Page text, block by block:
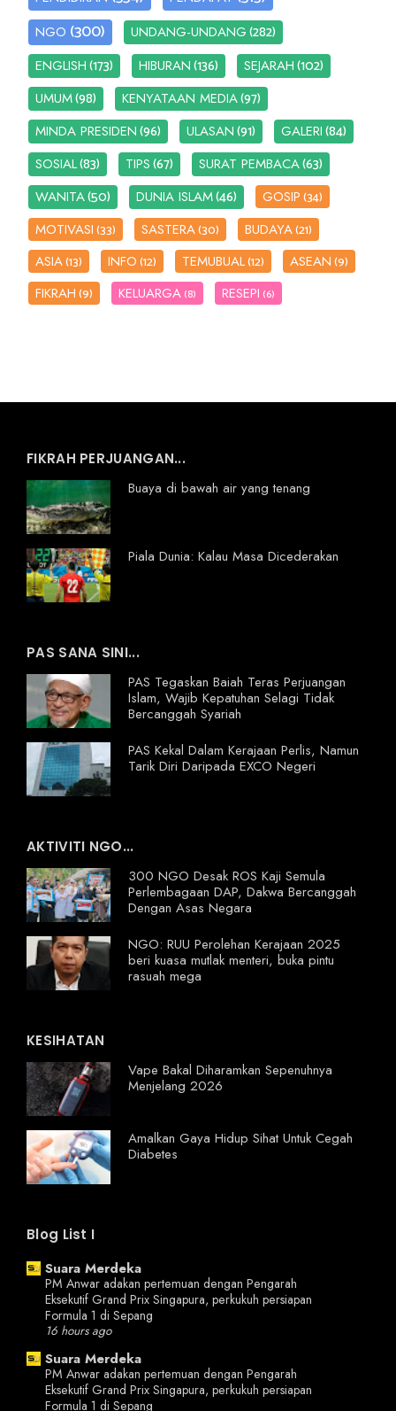
NGO (300) UNDANG-UNDANG(282)
ENGLISH(173) HIBURAN(136) SEJARAH(102)
UMUM(98) KENYATAAN MEDIA(97)
MINDA PRESIDEN(96) ULASAN(91) GALERI(84)
SOSIAL(83) TIPS(67) SURAT PEMBACA(63)
WANITA(50) DUNIA ISLAM(46) GOSIP(34)
MOTIVASI(33) SASTERA(30) BUDAYA(21)
ASIA(13) INFO(12) TEMUBUAL(12) ASEAN(9)
FIKRAH(9) KELUARGA (8) RESEPI (6)
FIKRAH PERJUANGAN...
Buaya di bawah air yang tenang
Piala Dunia: Kalau Masa Dicederakan
PAS SANA SINI...
PAS Tegaskan Baiah Teras Perjuangan
Islam, Wajib Kepatuhan Selagi Tidak
Bercanggah Syariah
PAS Kekal Dalam Kerajaan Perlis, Namun
Tarik Diri Daripada EXCO Negeri
AKTIVITI NGO...
300 NGO Desak ROS Kaji Semula
Perlembagaan DAP, Dakwa Bercanggah
Dengan Asas Negara
NGO: RUU Perolehan Kerajaan 2025
beri kuasa mutlak menteri, buka pintu
rasuah mega
KESIHATAN
Vape Bakal Diharamkan Sepenuhnya
Menjelang 2026
Amalkan Gaya Hidup Sihat Untuk Cegah
Diabetes
Blog List I
Suara Merdeka
PM Anwar adakan pertemuan dengan Pengarah
Eksekutif Grand Prix Singapura, perkukuh persiapan
Formula 1 di Sepang
16 hours ago
Suara Merdeka
PM Anwar adakan pertemuan dengan Pengarah
Eksekutif Grand Prix Singapura, perkukuh persiapan
Formula 1 di Sepang